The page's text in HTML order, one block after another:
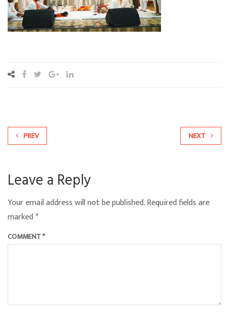
PREV NEXT
Leave a Reply
Your email address will not be published.Required fields are
marked*
COMMENT*